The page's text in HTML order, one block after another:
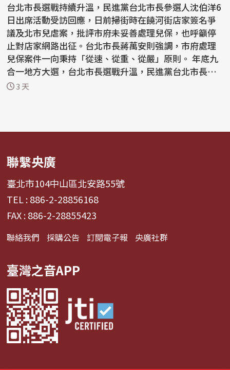
台北市長選戰持續升溫，民進黨台北市長參選人沈伯洋6
日出席活動受訪回應，日前掃街時在饒河街店家簽名爭
議及北市兒虐案，批評市府未妥善處理兒保，也呼籲停
止對店家網路出征。台北市長蔣萬安則強調，市府處理
兒保案件一向秉持「從速、從重、從嚴」原則。 年底九
合一地方大選，台北市長選戰升溫，民進黨台北市長參
選人...
3 天
聯繫央廣
臺北市104中山區北安路55號
TEL : 886-2-28856168
FAX : 886-2-28855423
聯絡我們 採購公告 訂閱電子報 央廣社群
臺灣之音APP